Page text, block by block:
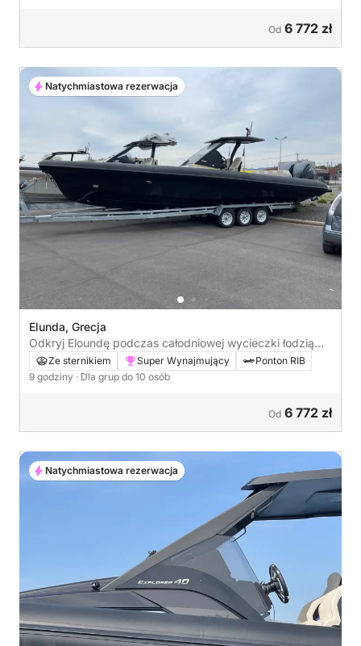
Od 6 772 zł
Elunda, Grecja
Odkryj Eloundę podczas całodniowej wycieczki łodzią
motorową
Ze sternikiem Super Wynajmujący
Ponton RIB
9 godziny · Dla grup do 10 osób
Od 6 772 zł
Natychmiastowa rezerwacja
Natychmiastowa rezerwacja